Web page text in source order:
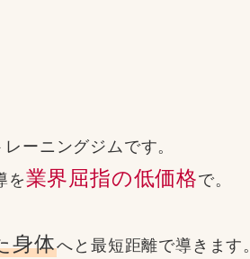
ーニングジムです。
を業界屈指の低価格で。
身体へと 最短距離で導きます。